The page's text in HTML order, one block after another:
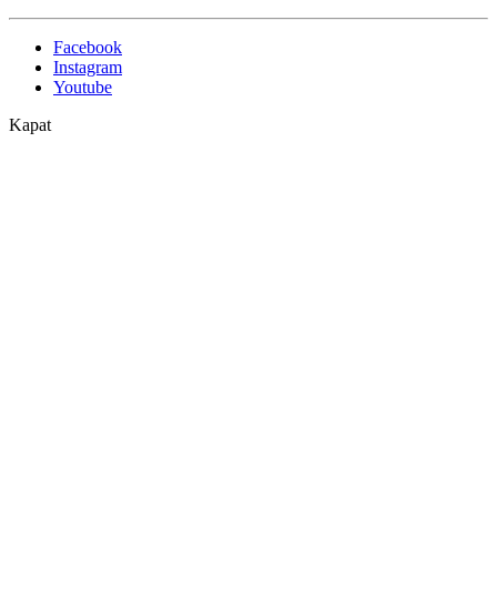
Facebook
Instagram
Youtube
Kapat